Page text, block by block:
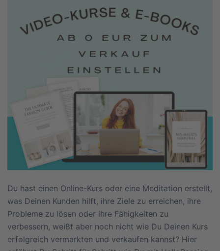
Du hast einen Online-Kurs oder eine Meditation erstellt,
was Deinen Kunden hilft, ihre Ziele zu erreichen, ihre
Probleme zu lösen oder ihre Fähigkeiten zu
verbessern, weißt aber noch nicht wie Du Deinen Kurs
erfolgreich vermarkten und verkaufen kannst? Hier